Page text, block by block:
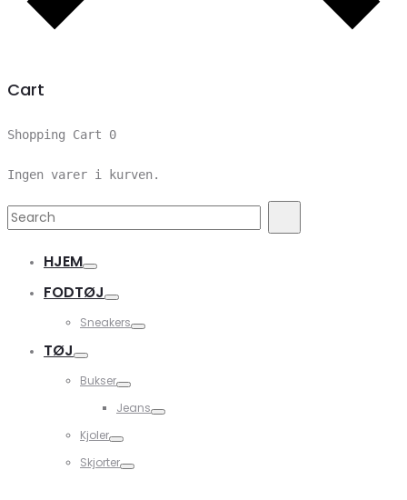
Cart
Shopping Cart 0
Ingen varer i kurven.
Search
HJEM
FODTØJ
Sneakers
TØJ
Bukser
Jeans
Kjoler
Skjorter